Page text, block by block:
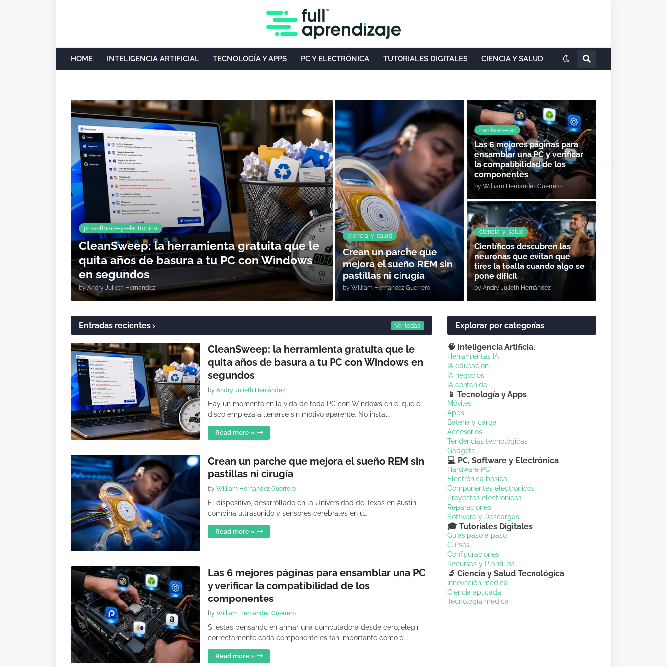
HOME INTELIGENCIA ARTIFICIAL TECNOLOGÍA Y APPS PC Y ELECTRÓNICA TUTORIALES DIGITALES CIENCIA Y SALUD
pc-software-y-electronica
CleanSweep: la herramienta gratuita que le
quita años de basura a tu PC con Windows
en segundos
by Andry Julieth Hernández
ciencia-y-salud
Crean un parche que
mejora el sueño REM sin
pastillas ni cirugía
by William Hernandez Guerrero
hardware-pc
Las 6 mejores páginas para
ensamblar una PC y verificar
la compatibilidad de los
componentes
by William Hernandez Guerrero
ciencia-y-salud
Científicos descubren las
neuronas que evitan que
tires la toalla cuando algo se
pone difícil
by Andry Julieth Hernández
Entradas recientes Ver todas
CleanSweep: la herramienta gratuita que le
quita años de basura a tu PC con Windows en
segundos
by Andry Julieth Hernández
Hay un momento en la vida de toda PC con Windows en el que el
disco empieza a llenarse sin motivo aparente. No instal…
Read more »
Crean un parche que mejora el sueño REM sin
pastillas ni cirugía
by William Hernandez Guerrero
El dispositivo, desarrollado en la Universidad de Texas en Austin,
combina ultrasonido y sensores cerebrales en u…
Read more »
Las 6 mejores páginas para ensamblar una PC
y verificar la compatibilidad de los
componentes
by William Hernandez Guerrero
Si estás pensando en armar una computadora desde cero, elegir
correctamente cada componente es tan importante como el…
Read more »
Explorar por categorías
🧠 Inteligencia Artificial
Herramientas IA
IA educación
IA negocios
IA contenido
📱 Tecnología y Apps
Móviles
Apps
Batería y carga
Accesorios
Tendencias tecnológicas
Gadgets
💻 PC, Software y Electrónica
Hardware PC
Electrónica básica
Componentes electrónicos
Proyectos electrónicos
Reparaciones
Software y Descargas
🎓 Tutoriales Digitales
Guías paso a paso
Cursos
Configuraciones
Recursos y Plantillas
🔬 Ciencia y Salud Tecnológica
Innovación médica
Ciencia aplicada
Tecnología médica